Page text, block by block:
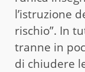
l’istruzione
rischio”. In
tranne in
di chiudere